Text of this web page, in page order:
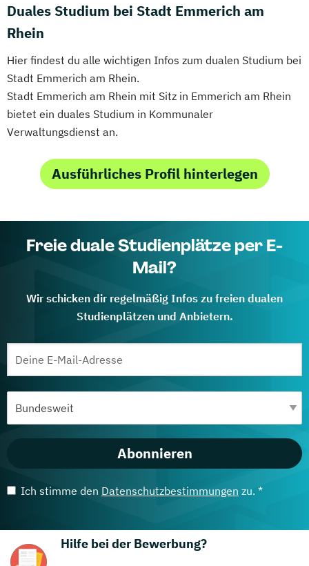
Duales Studium bei Stadt Emmerich am
Rhein
Hier findest du alle wichtigen Infos zum dualen Studium bei
Stadt Emmerich am Rhein.
Stadt Emmerich am Rhein mit Sitz in Emmerich am Rhein
bietet ein duales Studium in Kommunaler
Verwaltungsdienst an.
Ausführliches Profil hinterlegen
Freie duale Studienplätze per E-
Mail?
Wir schicken dir regelmäßig Infos zu freien dualen
Studienplätzen und Anbietern.
Abonnieren
Ich stimme den Datenschutzbestimmungen zu. *
Hilfe bei der Bewerbung?